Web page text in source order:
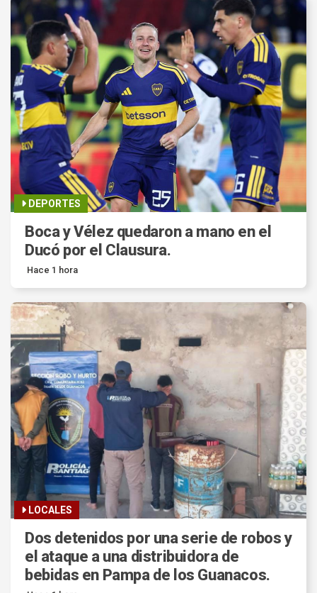
DEPORTES
Boca y Vélez quedaron a mano en el
Ducó por el Clausura.
Hace 1 hora
LOCALES
Dos detenidos por una serie de robos y
el ataque a una distribuidora de
bebidas en Pampa de los Guanacos.